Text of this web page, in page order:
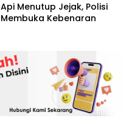
Api Menutup Jejak, Polisi
Membuka Kebenaran